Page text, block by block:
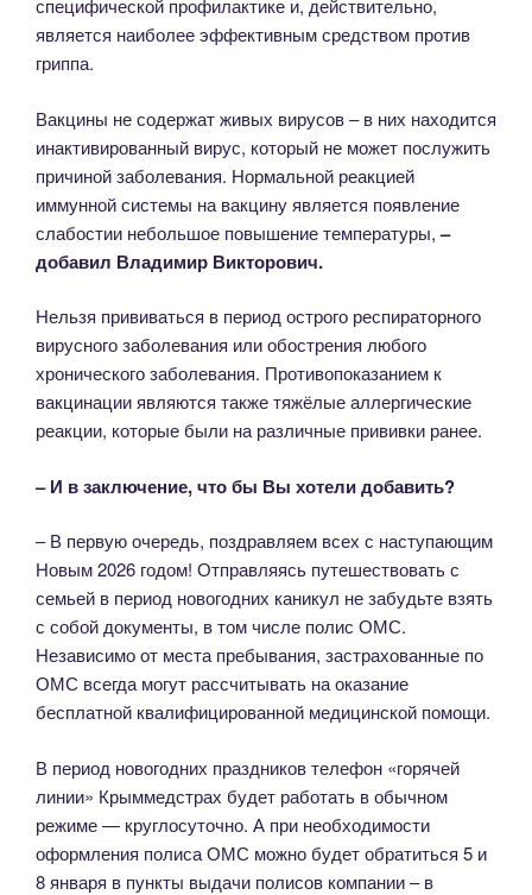
специфической профилактике и, действительно,
является наиболее эффективным средством против
гриппа.
Вакцины не содержат живых вирусов – в них находится
инактивированный вирус, который не может послужить
причиной заболевания. Нормальной реакцией
иммунной системы на вакцину является появление
слабостии небольшое повышение температуры,–
добавил Владимир Викторович.
Нельзя прививаться в период острого респираторного
вирусного заболевания или обострения любого
хронического заболевания. Противопоказанием к
вакцинации являются также тяжёлые аллергические
реакции, которые были на различные прививки ранее.
– И в заключение, что бы Вы хотели добавить?
– В первую очередь, поздравляем всех с наступающим
Новым 2026 годом! Отправляясь путешествовать с
семьей в период новогодних каникул не забудьте взять
с собой документы, в том числе полис ОМС.
Независимо от места пребывания, застрахованные по
ОМС всегда могут рассчитывать на оказание
бесплатной квалифицированной медицинской помощи.
В период новогодних праздников телефон «горячей
линии» Крыммедстрах будет работать в обычном
режиме — круглосуточно. А при необходимости
оформления полиса ОМС можно будет обратиться 5 и
8 января в пункты выдачи полисов компании – в